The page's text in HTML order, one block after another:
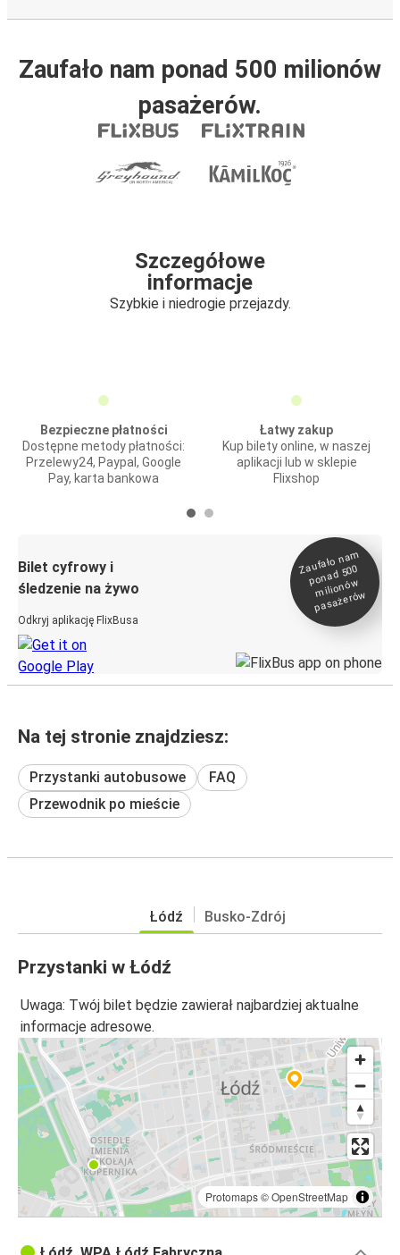
Zaufało nam ponad 500 milionów
pasażerów.
Szczegółowe
informacje
Szybkie i niedrogie przejazdy.
Bezpieczne płatności
Dostępne metody płatności:
Przelewy24, Paypal, Google
Pay, karta bankowa
Łatwy zakup
Kup bilety online, w naszej
aplikacji lub w sklepie
Flixshop
Bilet cyfrowy i
śledzenie na żywo
Odkryj aplikację FlixBusa
Zaufało na
m
ponad 500
milionó
w
pasażeró
w
Na tej stronie znajdziesz:
Przystanki autobusowe
FAQ
Przewodnik po mieście
Łódź Busko-Zdrój
Przystanki w Łódź
Uwaga: Twój bilet będzie zawierał najbardziej aktualne
informacje adresowe.
Protomaps©OpenStreetMap